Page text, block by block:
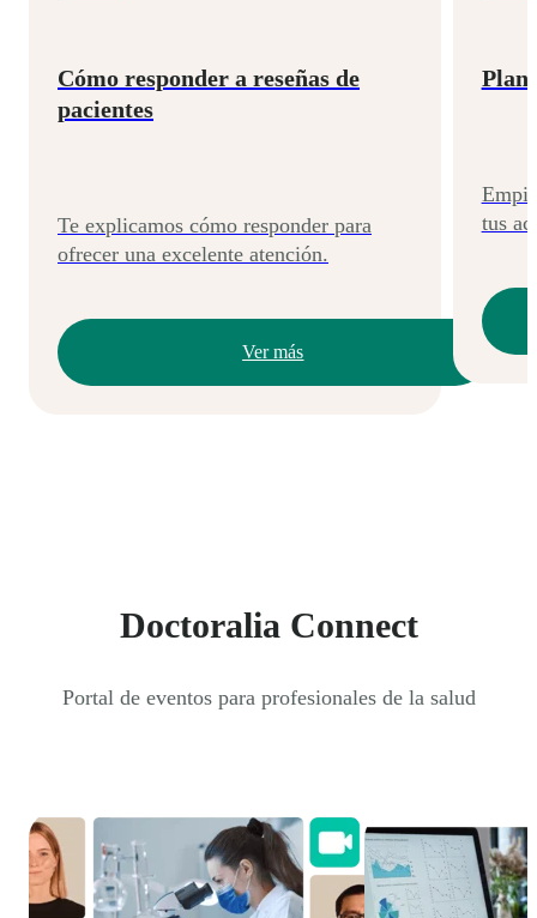
Cómo responder a reseñas de
pacientes
Te explicamos cómo responder para
ofrecer una excelente atención.
Ver más
tus
Doctoralia Connect
Portal de eventos para profesionales de la salud